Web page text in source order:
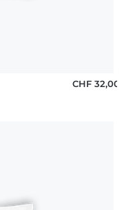
CHF 32,00